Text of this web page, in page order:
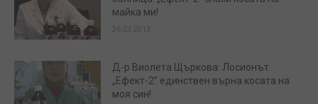
майка ми!
26.03.2013
Д-р Виолета Щъркова: Лосионът
„Ефект-2” единствен върна косата на
моя син!